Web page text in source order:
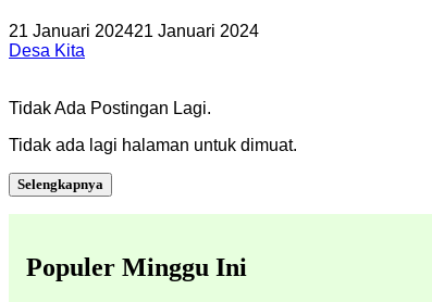
21 Januari 202421 Januari 2024
Desa Kita
Tidak Ada Postingan Lagi.
Tidak ada lagi halaman untuk dimuat.
Selengkapnya
Populer Minggu Ini